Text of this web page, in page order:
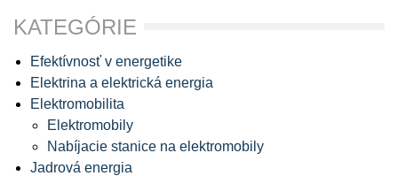
KATEGÓRIE
Efektívnosť v energetike
Elektrina a elektrická energia
Elektromobilita
Elektromobily
Nabíjacie stanice na elektromobily
Jadrová energia